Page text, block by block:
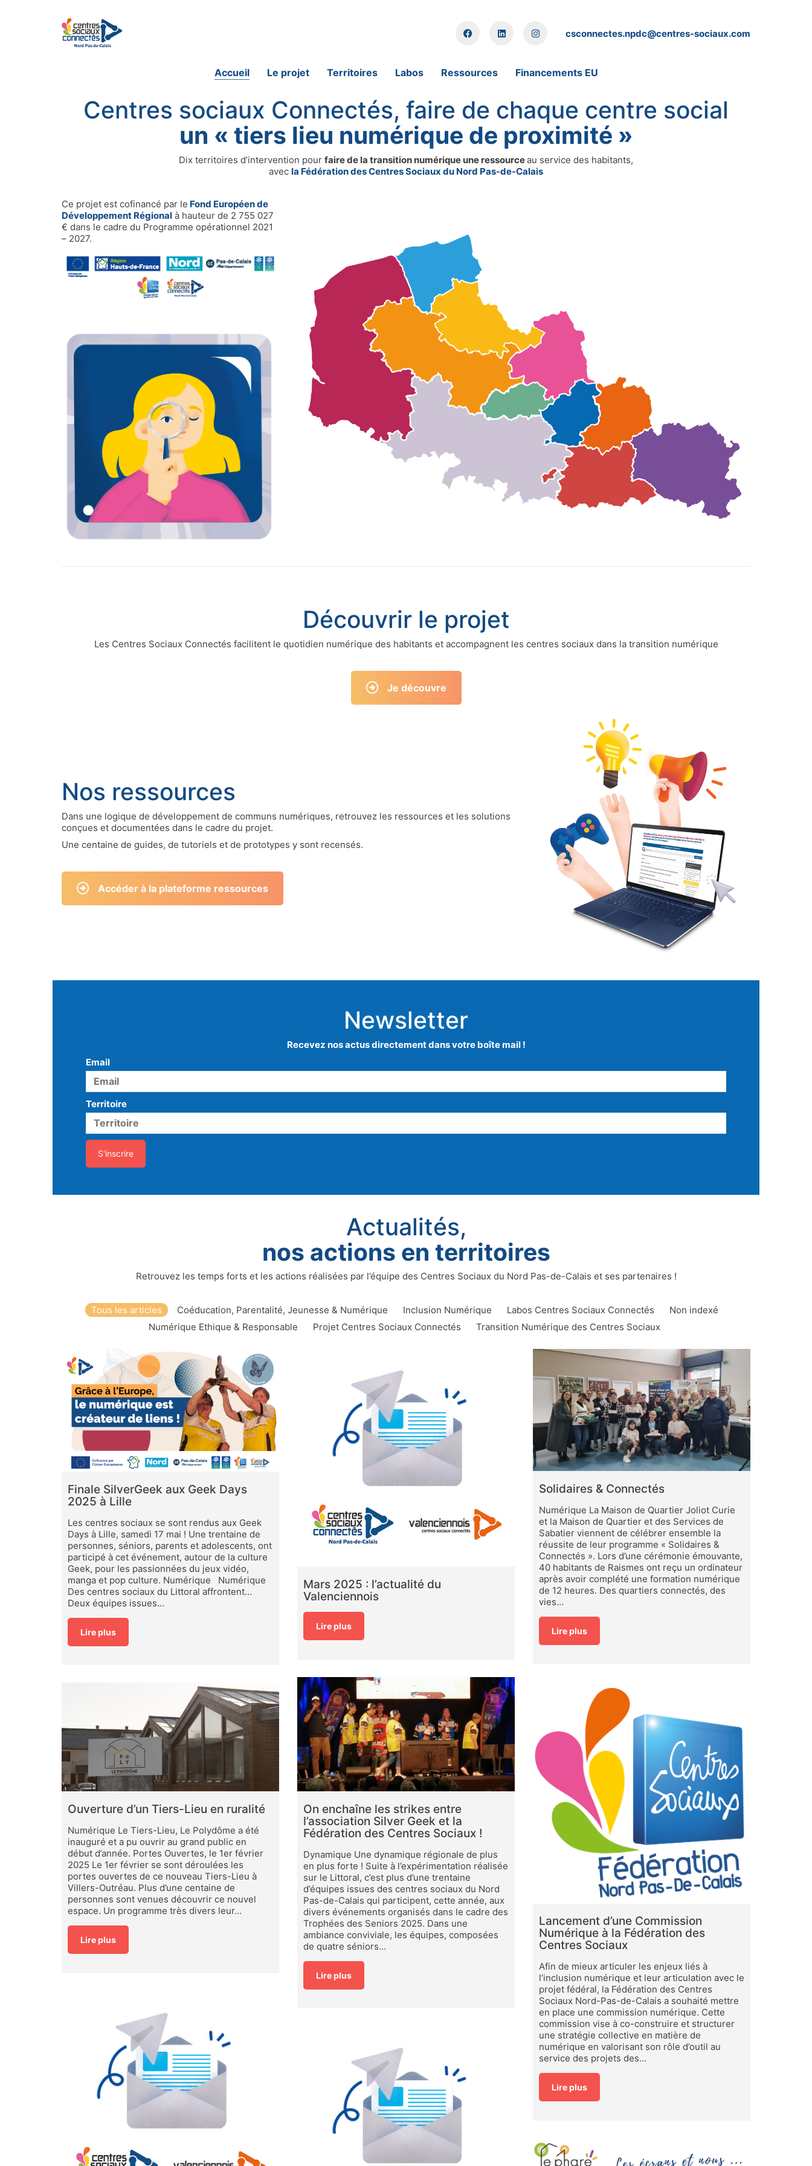
csconnectes.npdc@centres-sociaux.com
Accueil Le projet Territoires Labos Ressources Financements EU
Centres sociaux Connectés, faire de chaque centre social
un « tiers lieu numérique de proximité »
Dix territoires d’intervention pour faire de la transition numérique une ressourceau service des habitants,
avec la Fédération des Centres Sociaux du Nord Pas-de-Calais
Ce projet est cofinancé par le Fond Européen de
Développement Régional à hauteur de 2 755 027
€ dans le cadre du Programme opérationnel 2021
– 2027.
Découvrir le projet
Les Centres Sociaux Connectés facilitent le quotidien numérique des habitants et accompagnent les centres sociaux dans la transition numérique
Je découvre
Nos ressources
Dans une logique de développement de communs numériques, retrouvez les ressources et les solutions
conçues et documentées dans le cadre du projet.
Une centaine de guides, de tutoriels et de prototypes y sont recensés.
Accéder à la plateforme ressources
Newsletter
Recevez nos actus directement dans votre boîte mail !
Email
Territoire
Actualités,
nos actions en territoires
Retrouvez les temps forts et les actions réalisées par l’équipe des Centres Sociaux du Nord Pas-de-Calais et ses partenaires !
Tous les articles Coéducation, Parentalité, Jeunesse & Numérique Inclusion Numérique Labos Centres Sociaux Connectés
Non indexé
Numérique Ethique & Responsable
Projet Centres Sociaux Connectés Transition Numérique des Centres Sociaux
Finale SilverGeek aux Geek Days
2025 à Lille
Les centres sociaux se sont rendus aux Geek
Days à Lille, samedi 17 mai ! Une trentaine de
personnes, séniors, parents et adolescents, ont
participé à cet événement, autour de la culture
Geek, pour les passionnées du jeux vidéo,
manga et pop culture. Numérique Numérique
Des centres sociaux du Littoral affrontent…
Deux équipes issues…
Lire plus
Mars 2025 : l’actualité du
Valenciennois
Lire plus
Solidaires & Connectés
Numérique La Maison de Quartier Joliot Curie
et la Maison de Quartier et des Services de
Sabatier viennent de célébrer ensemble la
réussite de leur programme « Solidaires &
Connectés ». Lors d’une cérémonie émouvante,
40 habitants de Raismes ont reçu un ordinateur
après avoir complété une formation numérique
de 12 heures. Des quartiers connectés, des
vies…
Lire plus
On enchaîne les strikes entre
l’association Silver Geek et la
Fédération des Centres Sociaux !
Dynamique Une dynamique régionale de plus
en plus forte ! Suite à l’expérimentation réalisée
sur le Littoral, c’est plus d’une trentaine
d’équipes issues des centres sociaux du Nord
Pas-de-Calais qui participent, cette année, aux
divers événements organisés dans le cadre des
Trophées des Seniors 2025. Dans une
ambiance conviviale, les équipes, composées
de quatre séniors…
Lire plus
Lancement d’une Commission
Numérique à la Fédération des
Centres Sociaux
Afin de mieux articuler les enjeux liés à
l’inclusion numérique et leur articulation avec le
projet fédéral, la Fédération des Centres
Sociaux Nord-Pas-de-Calais a souhaité mettre
en place une commission numérique. Cette
commission vise à co-construire et structurer
une stratégie collective en matière de
numérique en valorisant son rôle d’outil au
service des projets des…
Lire plus
Ouverture d’un Tiers-Lieu en ruralité
Numérique Le Tiers-Lieu, Le Polydôme a été
inauguré et a pu ouvrir au grand public en
début d’année. Portes Ouvertes, le 1er février
2025 Le 1er février se sont déroulées les
portes ouvertes de ce nouveau Tiers-Lieu à
Villers-Outréau. Plus d’une centaine de
personnes sont venues découvrir ce nouvel
espace. Un programme très divers leur…
Lire plus